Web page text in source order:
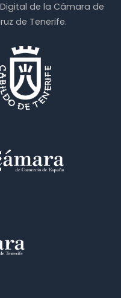
de la Cámara de
de Tenerife.